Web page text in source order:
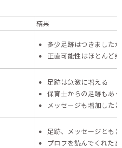
結果
多少足跡はつきました
正直可能性はほとんど
足跡は急激に増える
保育士からの足跡もあ
メッセージも増加した
足跡、メッセージとも
プロフを読んでくれた